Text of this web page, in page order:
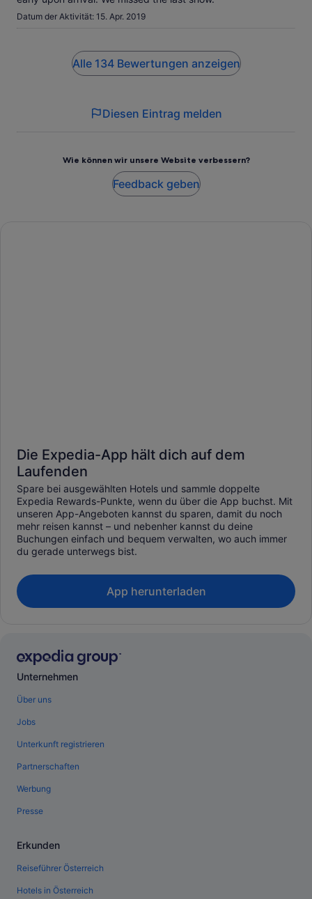
Datum der Aktivität: 15. Apr. 2019
Alle 134 Bewertungen anzeigen
Diesen Eintrag melden
Wie können wir unsere Website verbessern?
Feedback geben
Die Expedia-App hält dich auf dem
Laufenden
Spare bei ausgewählten Hotels und sammle doppelte
Expedia Rewards-Punkte, wenn du über die App buchst. Mit
unseren App-Angeboten kannst du sparen, damit du noch
mehr reisen kannst – und nebenher kannst du deine
Buchungen einfach und bequem verwalten, wo auch immer
du gerade unterwegs bist.
App herunterladen
Unternehmen
Über uns
Jobs
Unterkunft registrieren
Partnerschaften
Werbung
Presse
Erkunden
Reiseführer Österreich
Hotels in Österreich